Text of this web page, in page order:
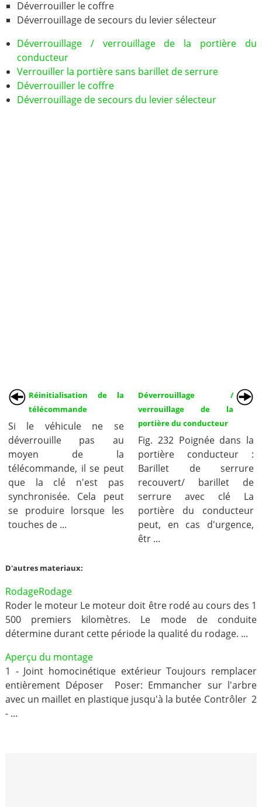
Déverrouiller le coffre
Déverrouillage de secours du levier sélecteur
Déverrouillage / verrouillage de la portière du
conducteur
Verrouiller la portière sans barillet de serrure
Déverrouiller le coffre
Déverrouillage de secours du levier sélecteur
Réinitialisation de la
télécommande
Si le véhicule ne se
déverrouille pas au
moyen de la
télécommande, il se peut
que la clé n'est pas
synchronisée. Cela peut
se produire lorsque les
touches de ...
Déverrouillage /
verrouillage de la
portière du conducteur
Fig. 232 Poignée dans la
portière conducteur :
Barillet de serrure
recouvert/ barillet de
serrure avec clé La
portière du conducteur
peut, en cas d'urgence,
êtr ...
D'autres materiaux:
RodageRodage
Roder le moteur Le moteur doit être rodé au cours des 1
500 premiers kilomètres. Le mode de conduite
détermine durant cette période la qualité du rodage. ...
Aperçu du montage
1 - Joint homocinétique extérieur Toujours remplacer
entièrement Déposer Poser: Emmancher sur l'arbre
avec un maillet en plastique jusqu'à la butée Contrôler 2
- ...